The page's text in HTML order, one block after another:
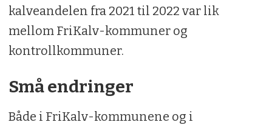
kalveandelen fra 2021 til 2022 var lik
mellom FriKalv-kommuner og
kontrollkommuner.
Små endringer
Både i FriKalv-kommunene og i